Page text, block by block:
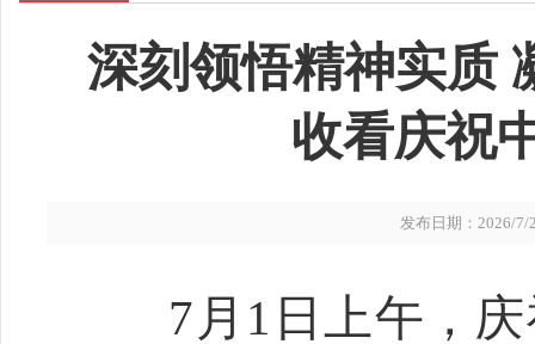
深刻领悟精神实质
收看庆祝
发布日期：2026/7/
7月1日上午，庆